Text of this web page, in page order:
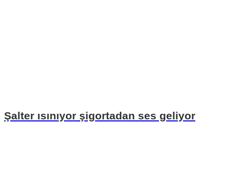
Şalter ısınıyor şigortadan ses geliyor